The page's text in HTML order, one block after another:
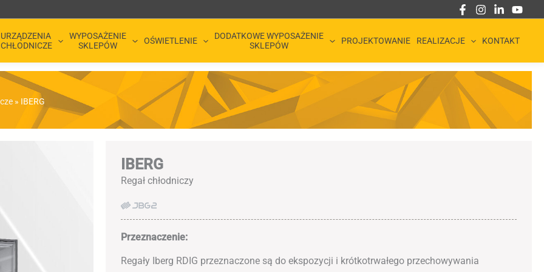
URZĄDZENIA
CHŁODNICZE
WYPOSAŻENIE
SKLEPÓW
OŚWIETLENIE
DODATKOWE WYPOSAŻENIE
SKLEPÓW
PROJEKTOWANIE REALIZACJE KONTAKT
» IBERG
IBERG
Regał chłodniczy
Przeznaczenie:
Regały Iberg RDIG przeznaczone są do ekspozycji i krótkotrwałego przechowywania